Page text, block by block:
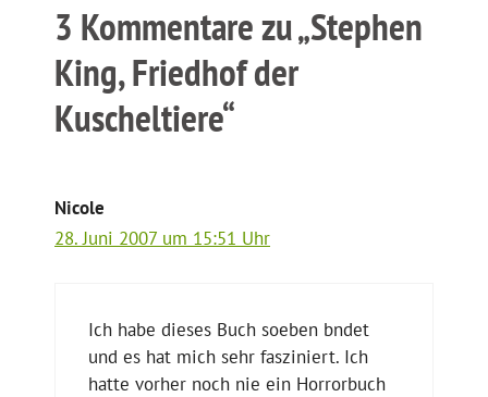
3 Kommentare zu „Stephen
King, Friedhof der
Kuscheltiere“
Nicole
28. Juni 2007 um 15:51 Uhr
Ich habe dieses Buch soeben bndet
und es hat mich sehr fasziniert. Ich
hatte vorher noch nie ein Horrorbuch